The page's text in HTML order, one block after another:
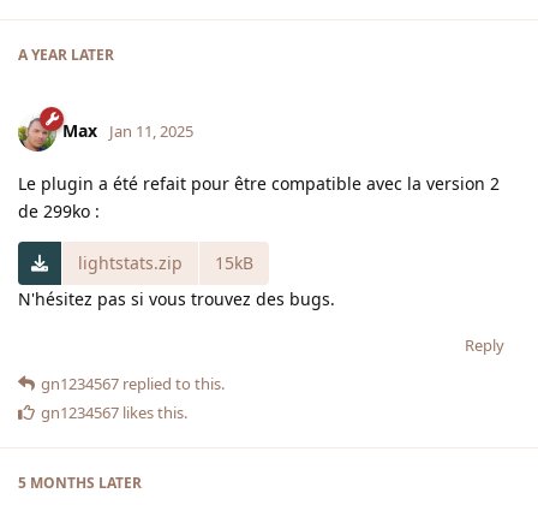
A YEAR LATER
Max Jan 11, 2025
Le plugin a été refait pour être compatible avec la version 2
de 299ko :
lightstats.zip
15kB
N'hésitez pas si vous trouvez des bugs.
Reply
gn1234567 replied to this.
gn1234567 likes this.
5 MONTHS LATER